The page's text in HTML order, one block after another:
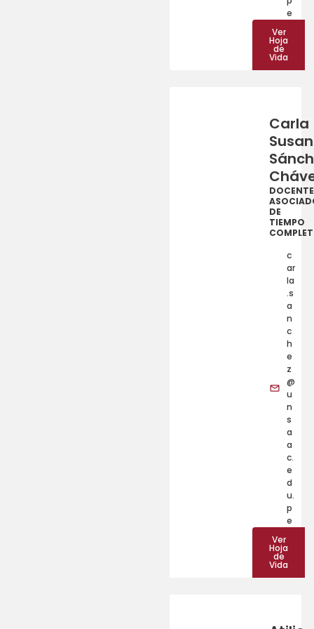
e
Ver
Hoja
de
Vida
Carla
Susan
DOCENTE
DE
TIEMPO
c
ar
la
.s
a
n
c
h
e
z
@
u
n
s
a
a
c.
e
d
u.
p
e
Ver
Hoja
de
Vida